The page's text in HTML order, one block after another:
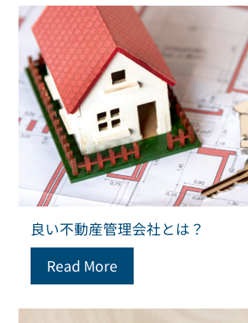
良い不動産管理会社とは？
Read More